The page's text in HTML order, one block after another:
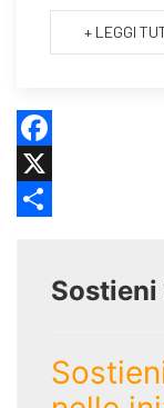
+ LEGGI
Facebook
X